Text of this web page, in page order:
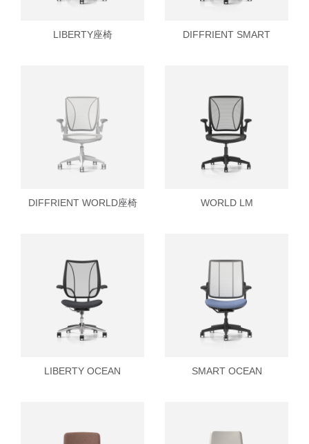
LIBERTY座椅 DIFFRIENT SMART
DIFFRIENT WORLD座椅 WORLD LM
LIBERTY OCEAN SMART OCEAN